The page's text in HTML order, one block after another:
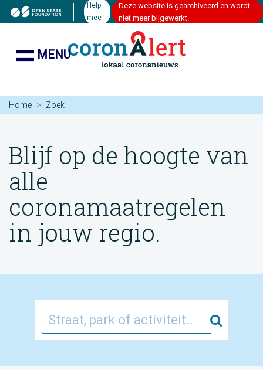
Help
mee
Deze website is gearchiveerd en wordt
niet meer bijgewerkt.
MENU
Home Zoek
Blijf op de hoogte van
alle
coronamaatregelen
in jouw regio.
Zoek